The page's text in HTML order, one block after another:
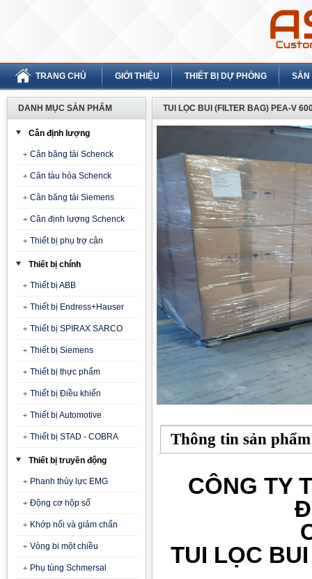
TRANG CHỦ GIỚI THIỆU THIẾT BỊ DỰ PHÒNG SẢN
DANH MỤC SẢN PHẨM
Cân định lượng
Cân băng tải Schenck
Cân tàu hỏa Schenck
Cân băng tải Siemens
Cân định lượng Schenck
Thiết bị phụ trợ cân
Thiết bị chính
Thiết bị ABB
Thiết bị Endress+Hauser
Thiết bị SPIRAX SARCO
Thiết bị Siemens
Thiết bị thực phẩm
Thiết bị Điều khiển
Thiết bị Automotive
Thiết bị STAD - COBRA
Thiết bị truyền động
Phanh thủy lực EMG
Động cơ hộp số
Khớp nối và giảm chấn
Vòng bi một chiều
Phụ tùng Schmersal
TUI LỌC BUI (FILTER BAG) PEA-V
Thông tin sản phẩm
CÔNG TY
TUI LỌC